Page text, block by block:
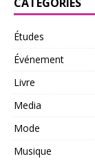
Études
Événement
Livre
Media
Mode
Musique